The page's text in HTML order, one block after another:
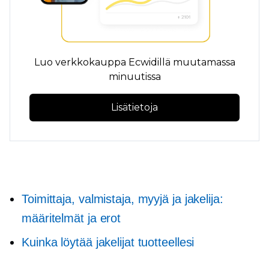
Luo verkkokauppa Ecwidillä muutamassa
minuutissa
Lisätietoja
Toimittaja, valmistaja, myyjä ja jakelija:
määritelmät ja erot
Kuinka löytää jakelijat tuotteellesi